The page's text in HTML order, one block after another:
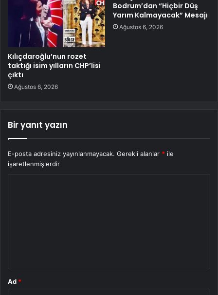
Kılıçdaroğlu’nun rozet
taktığı isim yılların CHP’lisi
çıktı
Ağustos 6, 2026
Bodrum’dan “Hiçbir Düş
Yarım Kalmayacak” Mesajı
Ağustos 6, 2026
Bir yanıt yazın
E-posta adresiniz yayınlanmayacak. Gerekli alanlar * ile
işaretlenmişlerdir
Ad *